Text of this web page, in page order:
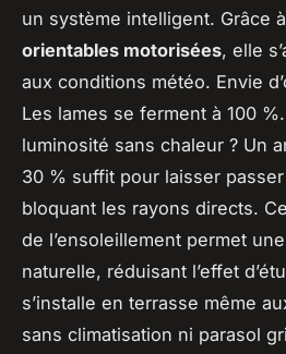
un système intelligent. Grâce
orientables motorisées, elle
aux conditions météo. Envie
Les lames se ferment à 100
luminosité sans chaleur ? Un
30 % suffit pour laisser
bloquant les rayons directs.
de l’ensoleillement permet
naturelle, réduisant l’effet
s’installe en terrasse même
sans climatisation ni parasol